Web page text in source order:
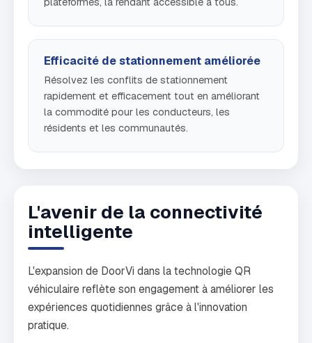
Efficacité de stationnement améliorée
Résolvez les conflits de stationnement
rapidement et efficacement tout en améliorant
la commodité pour les conducteurs, les
résidents et les communautés.
L'avenir de la connectivité
intelligente
L'expansion de DoorVi dans la technologie QR
véhiculaire reflète son engagement à améliorer les
expériences quotidiennes grâce à l'innovation
pratique.